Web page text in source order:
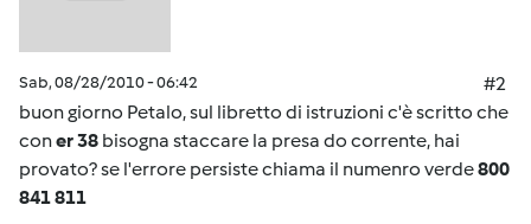
Sab, 08/28/2010 - 06:42
#2
buon giorno Petalo, sul libretto di istruzioni c'è scritto che
coner 38 bisogna staccare la presa do corrente, hai
provato? se l'errore persiste chiama il numenro verde800
841 811